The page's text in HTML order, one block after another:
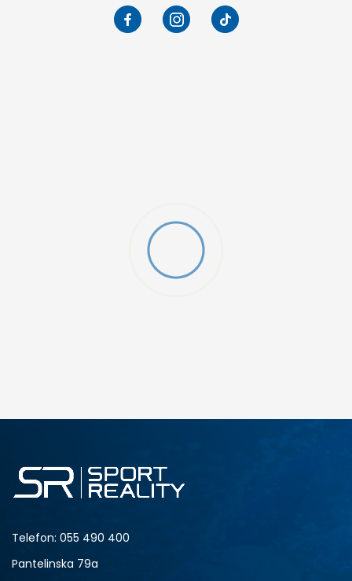
Telefon: 055 490 400
Pantelinska 79a